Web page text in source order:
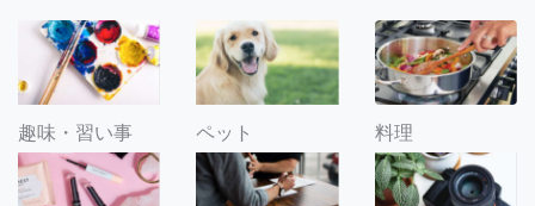
趣味・習い事 ペット 料理